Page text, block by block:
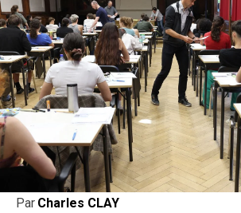
Par Charles CLAY